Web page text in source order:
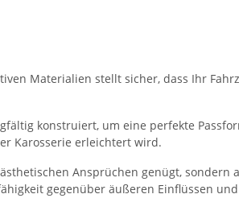
Materialien stellt sicher, dass Ihr
konstruiert, um eine perfekte
Karosserie erleichtert wird.
Ansprüchen genügt, sondern
gegenüber äußeren Einflüssen